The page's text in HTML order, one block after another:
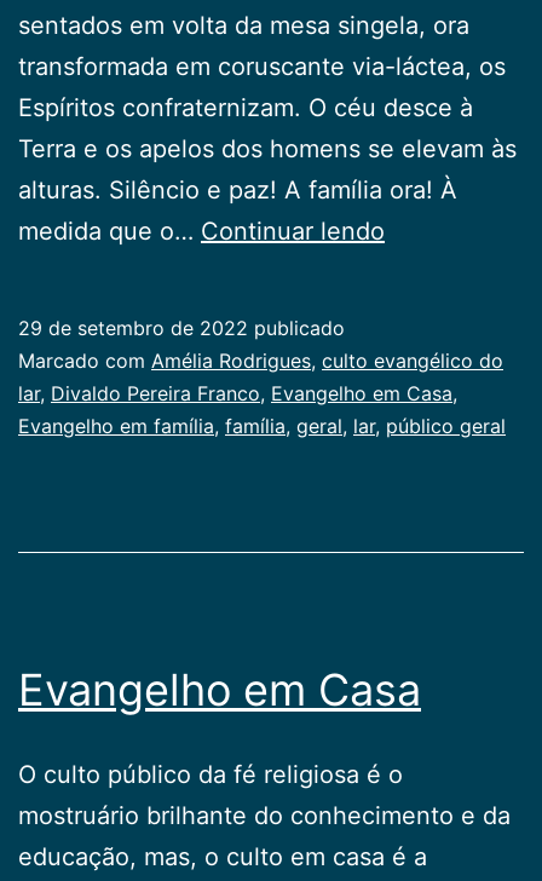
sentados em volta da mesa singela, ora
transformada em coruscante via-láctea, os
Espíritos confraternizam. O céu desce à
Terra e os apelos dos homens se elevam às
alturas. Silêncio e paz! A família ora! À
medida que o… Continuar lendo
29 de setembro de 2022 publicado
Categorizado
como
Publicogeral
Marcado com Amélia Rodrigues, culto evangélico do
lar, Divaldo Pereira Franco, Evangelho em Casa,
Evangelho em família, família, geral, lar, público geral
Evangelho em Casa
O culto público da fé religiosa é o
mostruário brilhante do conhecimento e da
educação, mas, o culto em casa é a